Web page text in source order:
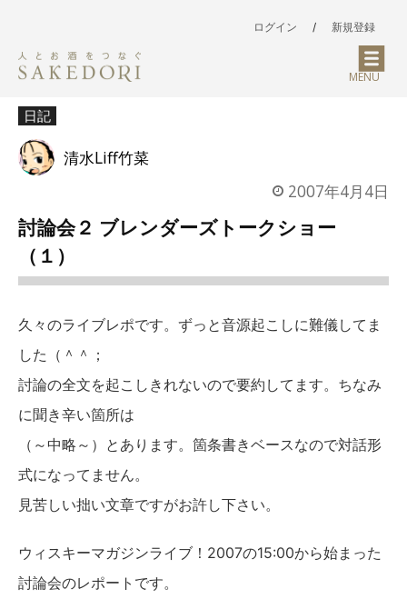
ログイン / 新規登録
MENU
日記
清水Liff竹菜
2007年4月4日
討論会２ ブレンダーズトークショー
（１）
久々のライブレポです。ずっと音源起こしに難儀してま
した（＾＾；
討論の全文を起こしきれないので要約してます。ちなみ
に聞き辛い箇所は
（～中略～）とあります。箇条書きベースなので対話形
式になってません。
見苦しい拙い文章ですがお許し下さい。
ウィスキーマガジンライブ！2007の15:00から始まった
討論会のレポートです。